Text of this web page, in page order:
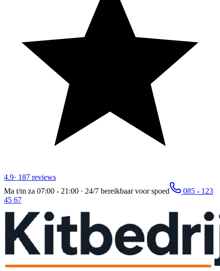
4.9· 187 reviews
Ma t/m za 07:00 - 21:00 · 24/7 bereikbaar voor spoed
085 - 123
45 67